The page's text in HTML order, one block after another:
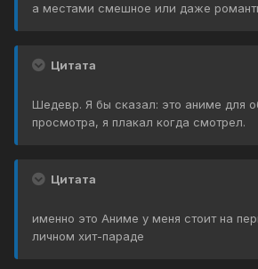
а местами смешное или даже
Цитата
Шедевр. Я бы сказал: это аниме для
просмотра, я плакал когда смотрел.
Цитата
именно это Аниме у меня стоит на
личном хит-параде